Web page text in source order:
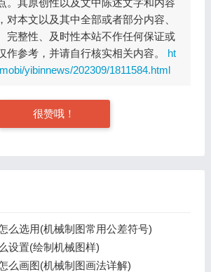
。其原创性以及文中陈述文字和内容
对本文以及其中全部或者部分内容、
完整性、及时性本站不作任何保证或
作参考，并请自行核实相关内容。 ht
yibinnews/202309/1811584.html
很赞哦！
么选用(机械制图常用公差符号)
设置(绘制机械图样)
么画图(机械制图画法详解)